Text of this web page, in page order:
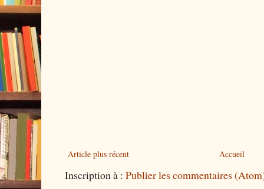
Article plus récent Accueil
Inscription à : Publier les commentaires